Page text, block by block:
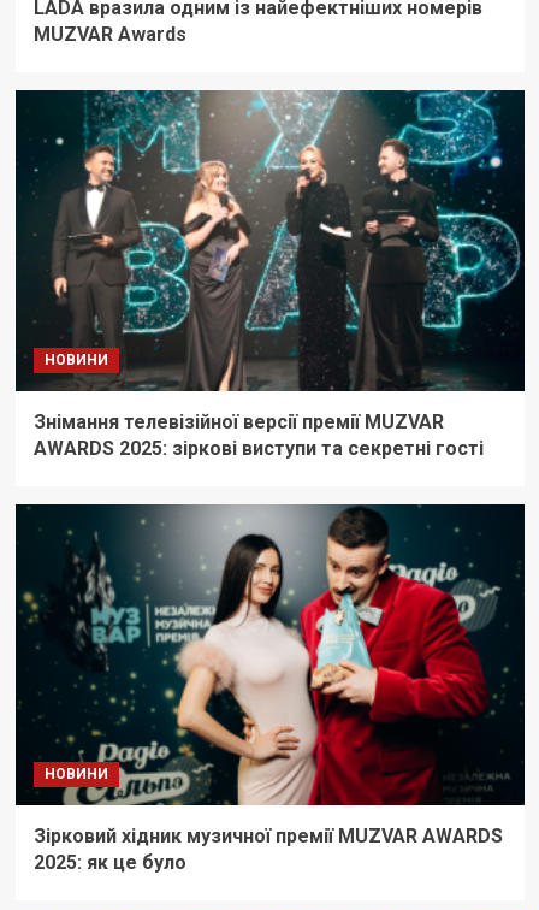
LADA вразила одним із найефектніших номерів
MUZVAR Awards
НОВИНИ
Знімання телевізійної версії премії MUZVAR
AWARDS 2025: зіркові виступи та секретні гості
НОВИНИ
Зірковий хідник музичної премії MUZVAR AWARDS
2025: як це було